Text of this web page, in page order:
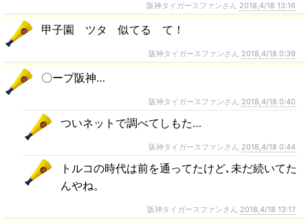
阪神タイガースファンさん 2018,4/18 13:16
甲子園 ツタ 似てる て！
阪神タイガースファンさん 2018,4/18 0:39
〇ープ阪神…
阪神タイガースファンさん 2018,4/18 0:40
ついネットで調べてしもた…
阪神タイガースファンさん 2018,4/18 0:44
トルコの時代は前を通ってたけど､未だ続いてた
んやね。
阪神タイガースファンさん 2018,4/18 13:17